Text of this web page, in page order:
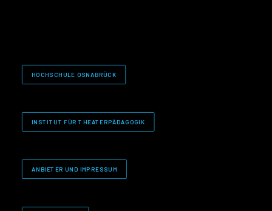
HOCHSCHULE OSNABRÜCK
INSTITUT FÜR THEATERPÄDAGOGIK
ANBIETER UND IMPRESSUM